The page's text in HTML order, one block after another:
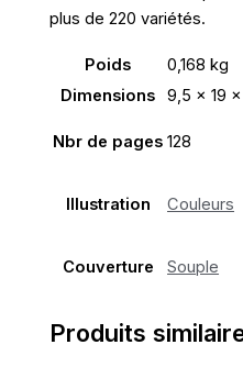
plus de 220 variétés.
Poids
0,168 kg
Dimensions
9,5 × 19 ×
Nbr de pages 128
Illustration Couleurs
Couverture Souple
Produits